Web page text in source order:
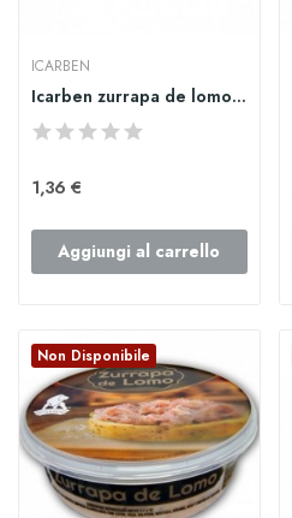
ICARBEN
Icarben zurrapa de lomo 125gr
1,36 €
Aggiungi al carrello
Non Disponibile